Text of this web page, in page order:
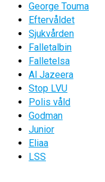
George Touma
Eftervåldet
Sjukvården
Falletalbin
Falletelsa
Al Jazeera
Stop LVU
Polis våld
Godman
Junior
Eliaa
LSS